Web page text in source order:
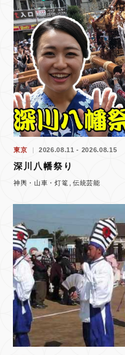
東京 2026.08.11 - 2026.08.15
深川八幡祭り
神輿・山車・灯篭 伝統芸能